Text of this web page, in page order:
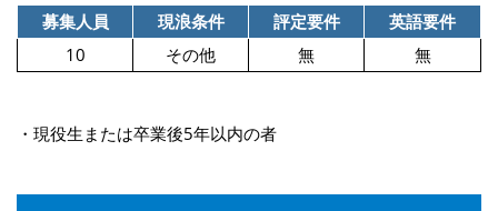
募集人員 現浪条件 評定要件
英語要件
10
その他 無 無
・現役生または卒業後5年以内の者